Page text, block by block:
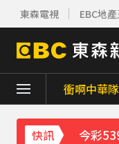
東森電視 EBC地
衝啊中華隊
快訊
下載東
今彩